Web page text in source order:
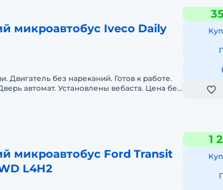
микроавтобус Iveco Daily
Двигатель без нареканий. Готов к работе.
автомат. Установлены вебаста. Цена без
микроавтобус Ford Transit
L4H2
1